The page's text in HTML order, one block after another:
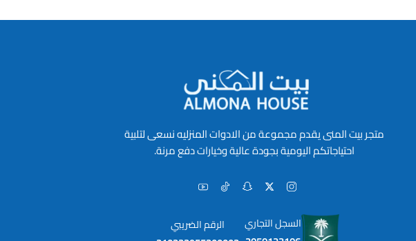
متجر بيت المنى يقدم مجموعة من الادوات المنزليه نسعى لتلبية
احتياجاتكم اليومية بجودة عالية وخيارات دفع مرنة.
السجل التجاري
الرقم الضريبي